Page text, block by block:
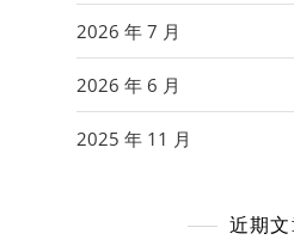
2026 年 7 月
2026 年 6 月
2025 年 11 月
近期